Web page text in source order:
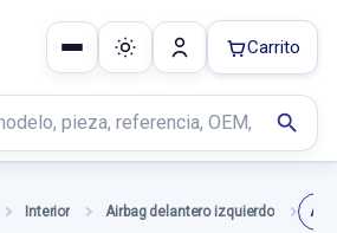
search
Carrito
Interior Airbag delantero izquierdo